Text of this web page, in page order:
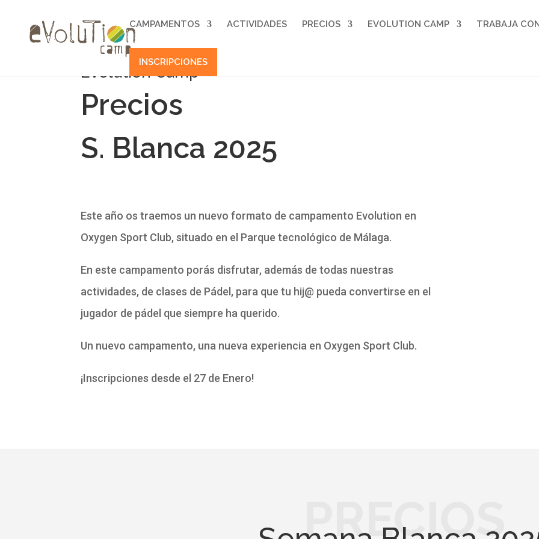
CAMPAMENTOS ACTIVIDADES PRECIOS EVOLUTION CAMP TRABAJA
INSCRIPCIONES
Evolution Camp
Precios
S. Blanca 2025
Este año os traemos un nuevo formato de campamento Evolution en
Oxygen Sport Club, situado en el Parque tecnológico de Málaga.
En este campamento porás disfrutar, además de todas nuestras
actividades, de clases de Pádel, para que tu hij@ pueda convertirse en el
jugador de pádel que siempre ha querido.
Un nuevo campamento, una nueva experiencia en Oxygen Sport Club.
¡Inscripciones desde el 27 de Enero!
PRECIOS